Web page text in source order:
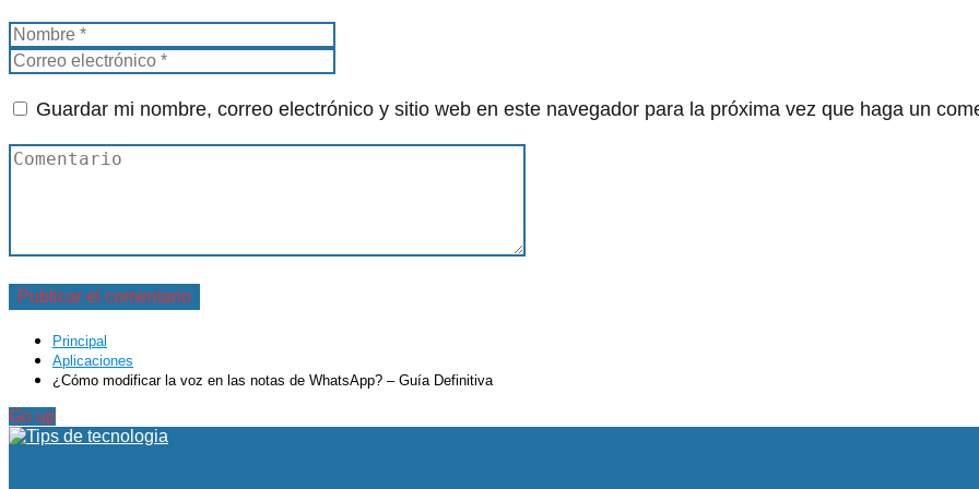
Guardar mi nombre, correo electrónico y sitio web en este navegador para la próxima vez que haga un
Principal
Aplicaciones
¿Cómo modificar la voz en las notas de WhatsApp? – Guía Definitiva
Go up